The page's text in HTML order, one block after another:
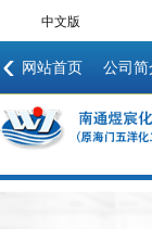
中文版
网站首页 公司简
‹